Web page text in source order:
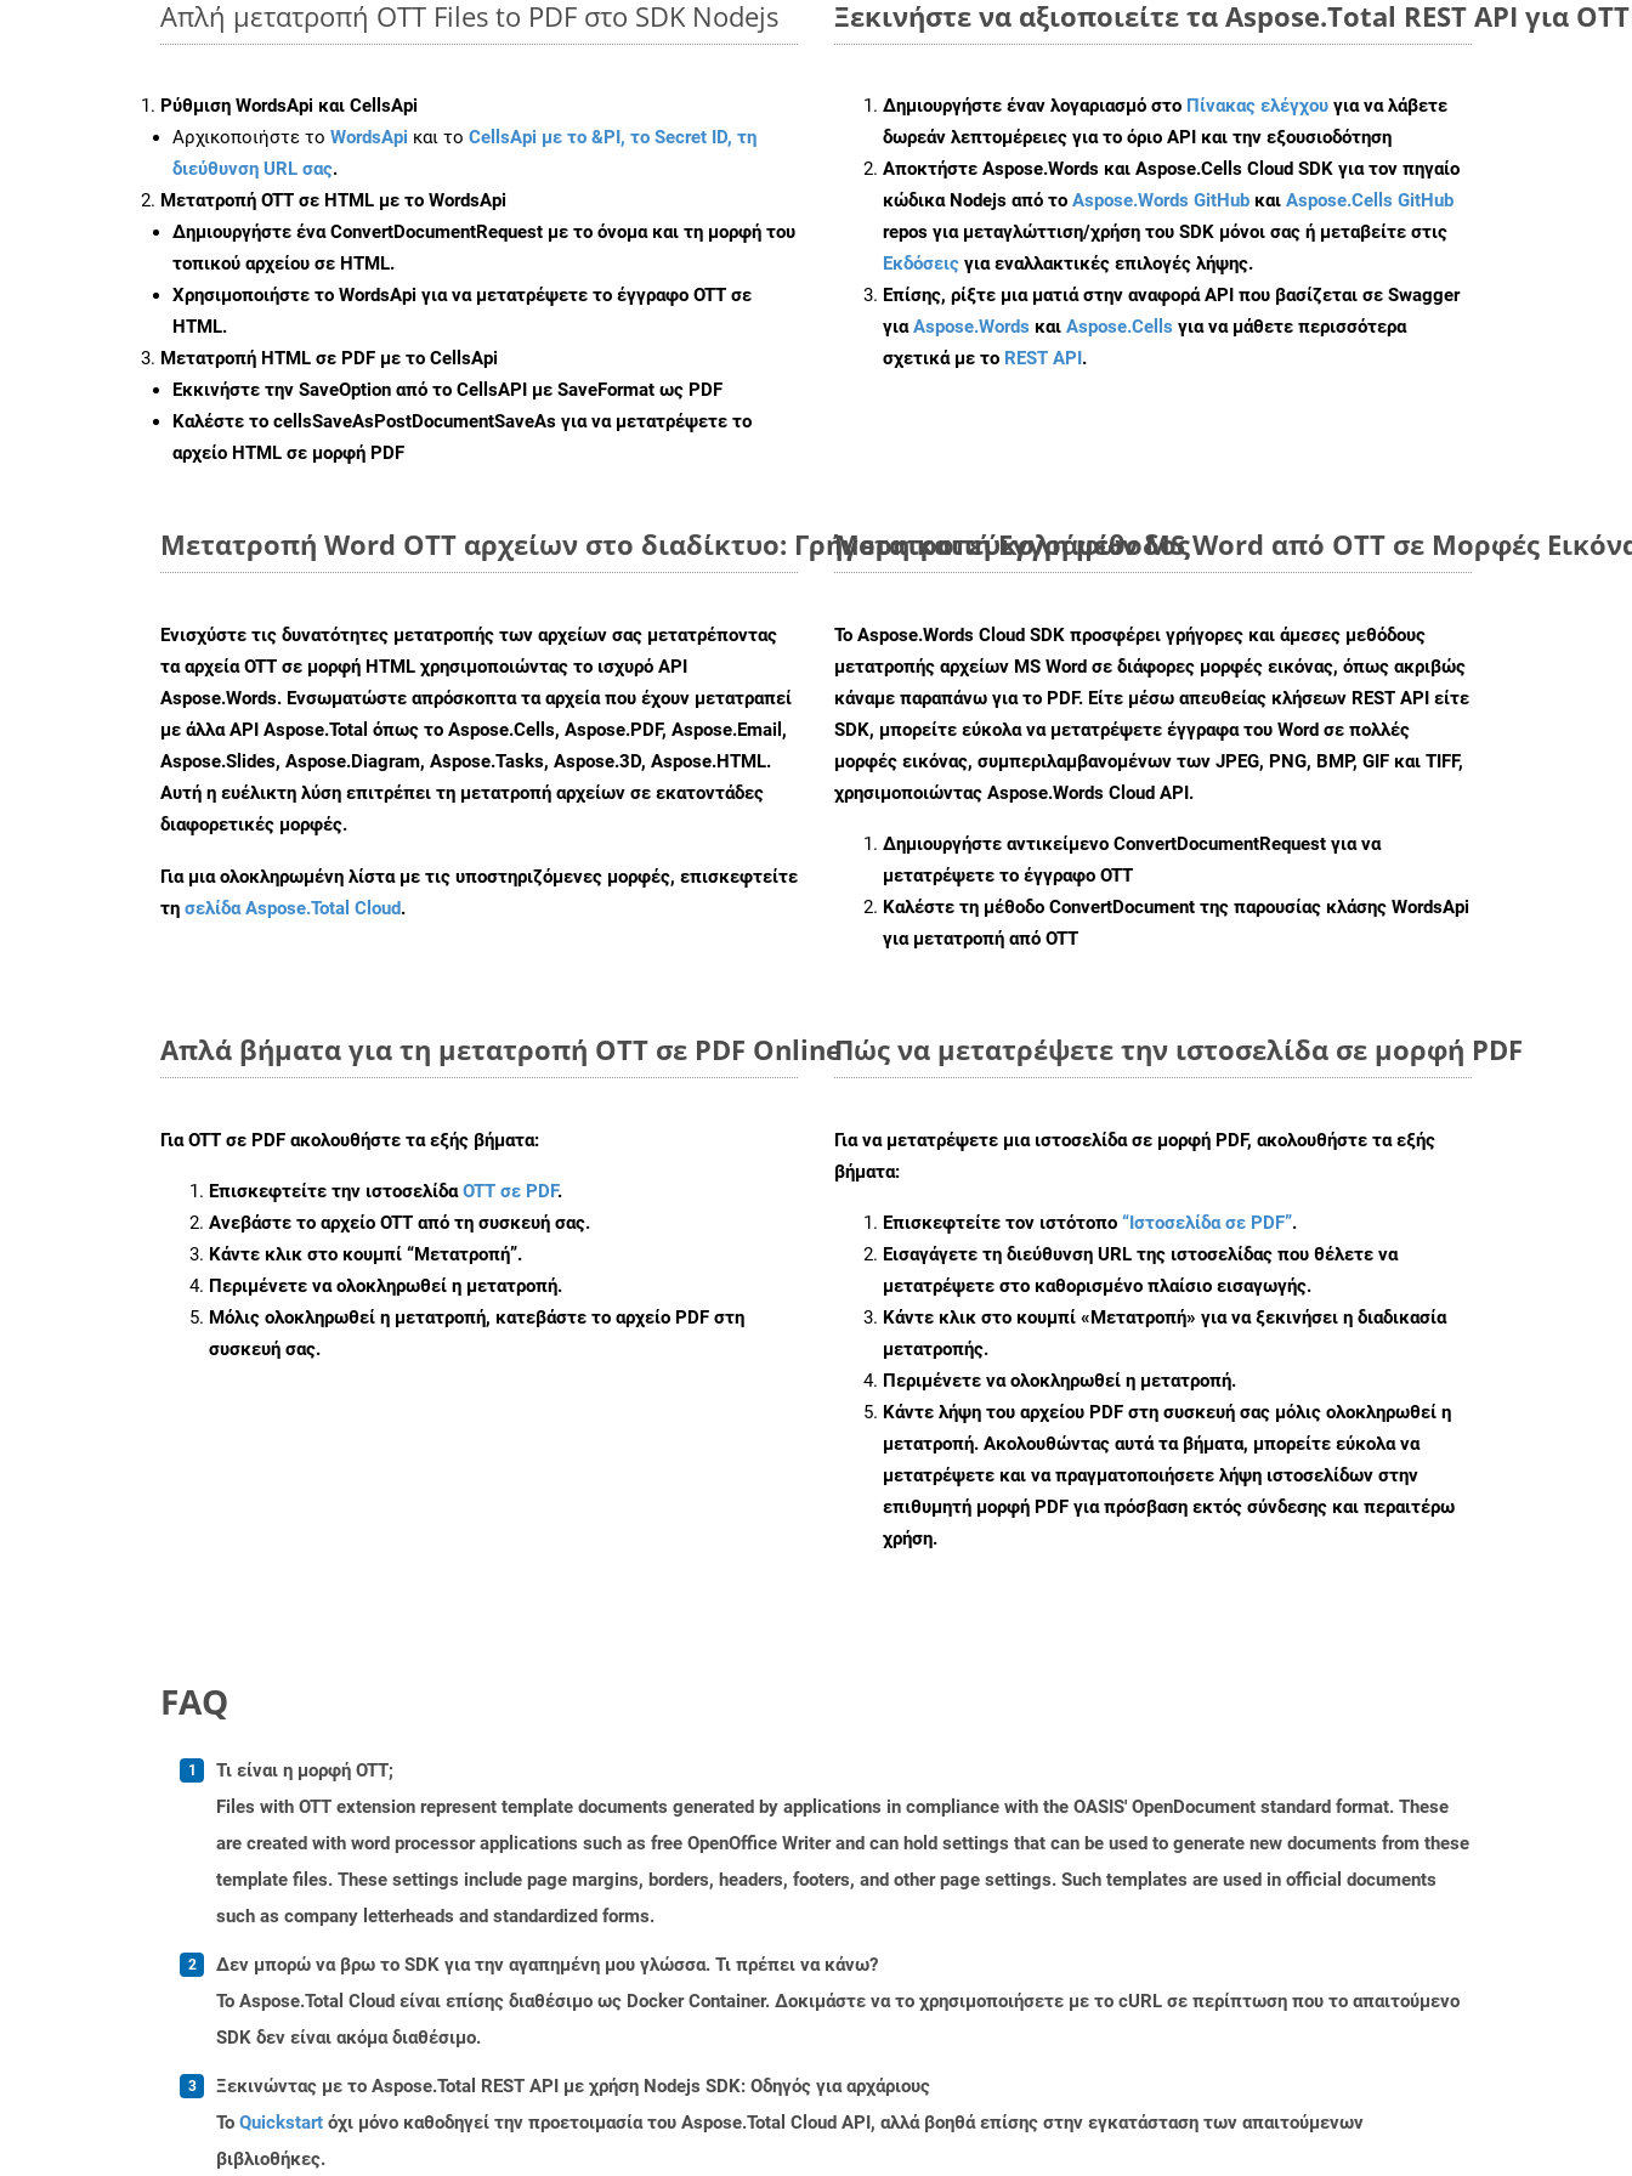
Απλή μετατροπή OTT Files to PDF στο SDK Nodejs
Ρύθμιση WordsApi και CellsApi
Αρχικοποιήστε το WordsApi και το CellsApi με το &PI, το Secret ID, τη
διεύθυνση URL σας.
Μετατροπή OTT σε HTML με το WordsApi
Δημιουργήστε έναConvertDocumentRequest με το όνομα και τη μορφή του
τοπικού αρχείου σε HTML.
Χρησιμοποιήστε το WordsApi για να μετατρέψετε το έγγραφο OTT σε
HTML.
Μετατροπή HTML σε PDF με το CellsApi
Εκκινήστε την SaveOption από το CellsAPI με SaveFormat ως PDF
Καλέστε το cellsSaveAsPostDocumentSaveAs για να μετατρέψετε το
αρχείο HTML σε μορφή PDF
Ξεκινήστε να αξιοποιείτε τα Aspose.Total REST API για
Δημιουργήστε έναν λογαριασμό στο Πίνακας ελέγχου για να λάβετε
δωρεάν λεπτομέρειες για το όριο API και την εξουσιοδότηση
Αποκτήστε Aspose.Words και Aspose.Cells Cloud SDK για τον πηγαίο
κώδικα Nodejs από το Aspose.Words GitHub και Aspose.Cells GitHub
repos για μεταγλώττιση/χρήση του SDK μόνοι σας ή μεταβείτε στις
Εκδόσεις για εναλλακτικές επιλογές λήψης.
Επίσης, ρίξτε μια ματιά στην αναφορά API που βασίζεται σε Swagger
γιαAspose.Words και Aspose.Cells για να μάθετε περισσότερα
σχετικά με το REST API.
Μετατροπή Word OTT αρχείων στο διαδίκτυο: Γρήγορη και εύκολη μέθοδος
Ενισχύστε τις δυνατότητες μετατροπής των αρχείων σας μετατρέποντας
τα αρχεία OTT σε μορφή HTML χρησιμοποιώντας το ισχυρό API
Aspose.Words. Ενσωματώστε απρόσκοπτα τα αρχεία που έχουν μετατραπεί
με άλλα API Aspose.Total όπως το Aspose.Cells, Aspose.PDF, Aspose.Email,
Aspose.Slides, Aspose.Diagram, Aspose.Tasks, Aspose.3D, Aspose.HTML.
Αυτή η ευέλικτη λύση επιτρέπει τη μετατροπή αρχείων σε εκατοντάδες
διαφορετικές μορφές.
Για μια ολοκληρωμένη λίστα με τις υποστηριζόμενες μορφές, επισκεφτείτε
τη σελίδα Aspose.Total Cloud.
Μετατροπή Εγγράφων MS Word από OTT σε Μορφές
Το Aspose.Words Cloud SDK προσφέρει γρήγορες και άμεσες μεθόδους
μετατροπής αρχείων MS Word σε διάφορες μορφές εικόνας, όπως ακριβώς
κάναμε παραπάνω για το PDF. Είτε μέσω απευθείας κλήσεων REST API είτε
SDK, μπορείτε εύκολα να μετατρέψετε έγγραφα του Word σε πολλές
μορφές εικόνας, συμπεριλαμβανομένων των JPEG, PNG, BMP, GIF και TIFF,
χρησιμοποιώντας Aspose.Words Cloud API.
Δημιουργήστε αντικείμενο ConvertDocumentRequest για να
μετατρέψετε το έγγραφο OTT
Καλέστε τη μέθοδο ConvertDocument της παρουσίας κλάσης WordsApi
για μετατροπή από OTT
Απλά βήματα για τη μετατροπή OTT σε PDF Online
ΓιαOTT σε PDF ακολουθήστε τα εξής βήματα:
Επισκεφτείτε την ιστοσελίδαOTT σε PDF.
Ανεβάστε το αρχείο OTT από τη συσκευή σας.
Κάντε κλικ στο κουμπί “Μετατροπή”.
Περιμένετε να ολοκληρωθεί η μετατροπή.
Μόλις ολοκληρωθεί η μετατροπή, κατεβάστε το αρχείο PDF στη
συσκευή σας.
Πώς να μετατρέψετε την ιστοσελίδα σε μορφή PDF
Για να μετατρέψετε μια ιστοσελίδα σε μορφή PDF, ακολουθήστε τα εξής
βήματα:
Επισκεφτείτε τον ιστότοπο “Ιστοσελίδα σε PDF”.
Εισαγάγετε τη διεύθυνση URL της ιστοσελίδας που θέλετε να
μετατρέψετε στο καθορισμένο πλαίσιο εισαγωγής.
Κάντε κλικ στο κουμπί «Μετατροπή» για να ξεκινήσει η διαδικασία
μετατροπής.
Περιμένετε να ολοκληρωθεί η μετατροπή.
Κάντε λήψη του αρχείου PDF στη συσκευή σας μόλις ολοκληρωθεί η
μετατροπή. Ακολουθώντας αυτά τα βήματα, μπορείτε εύκολα να
μετατρέψετε και να πραγματοποιήσετε λήψη ιστοσελίδων στην
επιθυμητή μορφή PDF για πρόσβαση εκτός σύνδεσης και περαιτέρω
χρήση.
FAQ
Τι είναι η μορφή OTT;
Files with OTT extension represent template documents generated by applications in compliance with the OASIS' OpenDocument standard format. These
are created with word processor applications such as free OpenOffice Writer and can hold settings that can be used to generate new documents from these
template files. These settings include page margins, borders, headers, footers, and other page settings. Such templates are used in official documents
such as company letterheads and standardized forms.
Δεν μπορώ να βρω το SDK για την αγαπημένη μου γλώσσα. Τι πρέπει να κάνω?
Το Aspose.Total Cloud είναι επίσης διαθέσιμο ως Docker Container. Δοκιμάστε να το χρησιμοποιήσετε με το cURL σε περίπτωση που το απαιτούμενο
SDK δεν είναι ακόμα διαθέσιμο.
Ξεκινώντας με το Aspose.Total REST API με χρήση Nodejs SDK: Οδηγός για αρχάριους
Το Quickstart όχι μόνο καθοδηγεί την προετοιμασία του Aspose.Total Cloud API, αλλά βοηθά επίσης στην εγκατάσταση των απαιτούμενων
βιβλιοθήκες.